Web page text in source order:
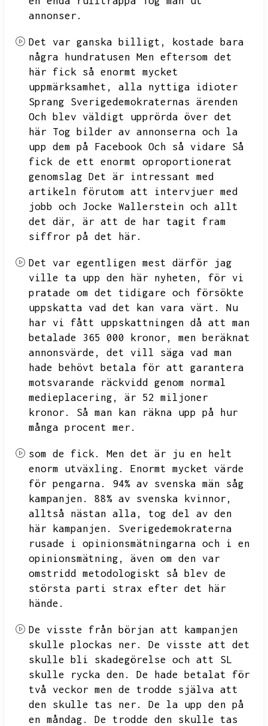
annonser.
Det var ganska billigt,
kostade bara
några hundratusen Men eftersom det
här fick så enormt mycket
uppmärksamhet,
alla nyttiga idioter
Sprang Sverigedemokraternas ärenden
Och blev väldigt upprörda över det
här Tog bilder av annonserna och la
upp dem på Facebook Och så vidare Så
fick de ett enormt oproportionerat
genomslag Det är intressant med
artikeln förutom att intervjuer med
jobb och Jocke Wallerstein och allt
det där,
är att de har tagit fram
siffror på det här.
Det var egentligen mest därför jag
ville ta upp den här nyheten,
för vi
pratade om det tidigare och försökte
uppskatta vad det kan vara värt.
Nu
har vi fått uppskattningen då att man
betalade 365 000 kronor,
men beräknat
annonsvärde,
det vill säga vad man
hade behövt betala för att garantera
motsvarande räckvidd genom normal
medieplacering,
är 52 miljoner
kronor.
Så man kan räkna upp på hur
många procent mer.
som de fick.
Men det är ju en helt
enorm utväxling.
Enormt mycket värde
för pengarna.
94% av svenska män såg
kampanjen.
88% av svenska kvinnor,
alltså nästan alla,
tog del av den
här kampanjen.
Sverigedemokraterna
rusade i opinionsmätningarna och i en
opinionsmätning,
även om den var
omstridd metodologiskt så blev de
största parti strax efter det här
hände.
De visste från början att kampanjen
skulle plockas ner.
De visste att det
skulle bli skadegörelse och att SL
skulle rycka den.
De hade betalat för
två veckor men de trodde själva att
den skulle tas ner.
De la upp den på
en måndag.
De trodde den skulle tas